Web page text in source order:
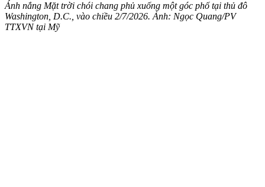
Ánh nắng Mặt trời chói chang phủ xuống một góc phố tại thủ đô
Washington, D.C., vào chiều 2/7/2026. Ảnh: Ngọc Quang/PV
TTXVN tại Mỹ